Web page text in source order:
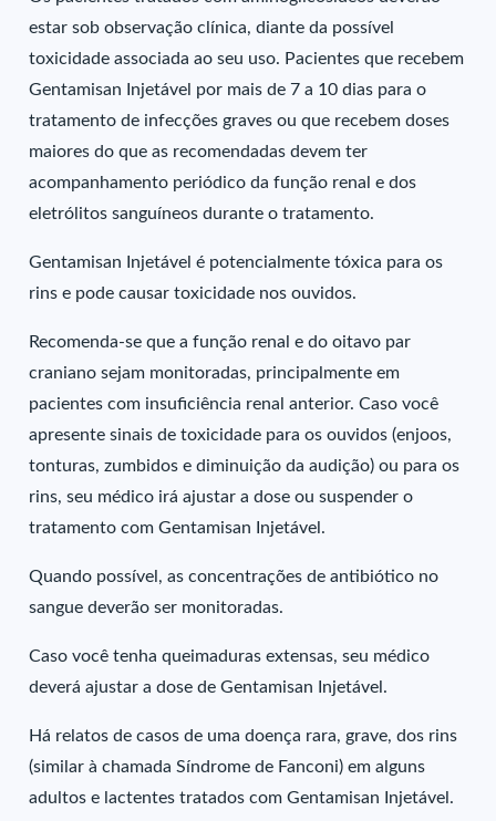
estar sob observação clínica, diante da possível
toxicidade associada ao seu uso. Pacientes que recebem
Gentamisan Injetável por mais de 7 a 10 dias para o
tratamento de infecções graves ou que recebem doses
maiores do que as recomendadas devem ter
acompanhamento periódico da função renal e dos
eletrólitos sanguíneos durante o tratamento.
Gentamisan Injetável é potencialmente tóxica para os
rins e pode causar toxicidade nos ouvidos.
Recomenda-se que a função renal e do oitavo par
craniano sejam monitoradas, principalmente em
pacientes com insuficiência renal anterior. Caso você
apresente sinais de toxicidade para os ouvidos (enjoos,
tonturas, zumbidos e diminuição da audição) ou para os
rins, seu médico irá ajustar a dose ou suspender o
tratamento com Gentamisan Injetável.
Quando possível, as concentrações de antibiótico no
sangue deverão ser monitoradas.
Caso você tenha queimaduras extensas, seu médico
deverá ajustar a dose de Gentamisan Injetável.
Há relatos de casos de uma doença rara, grave, dos rins
(similar à chamada Síndrome de Fanconi) em alguns
adultos e lactentes tratados com Gentamisan Injetável.